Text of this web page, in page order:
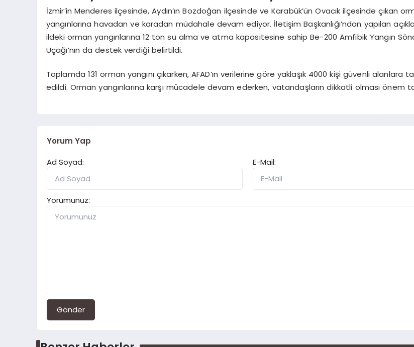
İzmir’in Menderes ilçesinde, Aydın’ın Bozdoğan ilçesinde ve Karabük’ün Ovacık ilçesinde çıkan
yangınlarına havadan ve karadan müdahale devam ediyor. İletişim Başkanlığı’ndan yapılan
ildeki orman yangınlarına 12 ton su alma ve atma kapasitesine sahip Be-200 Amfibik Yangın
Uçağı’nın da destek verdiği belirtildi.
Toplamda 131 orman yangını çıkarken, AFAD’ın verilerine göre yaklaşık 4000 kişi güvenli alanlara
edildi. Orman yangınlarına karşı mücadele devam ederken, vatandaşların dikkatli olması önem
Yorum Yap
Ad Soyad:
E-Mail:
Yorumunuz:
Gönder